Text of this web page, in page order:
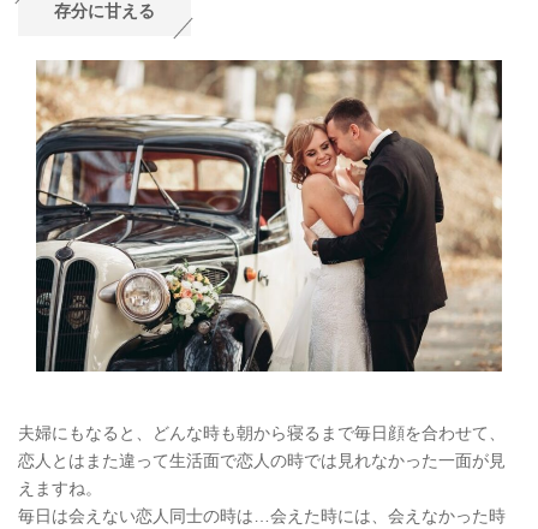
存分に甘える
夫婦にもなると、どんな時も朝から寝るまで毎日顔を合わせて、
恋人とはまた違って生活面で恋人の時では見れなかった一面が見
えますね。
毎日は会えない恋人同士の時は…会えた時には、会えなかった時